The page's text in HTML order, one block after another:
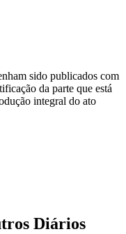
sido publicados com
da parte que está
integral do ato
Diários